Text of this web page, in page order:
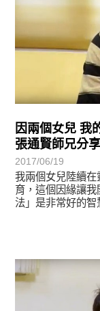
因兩個女兒 我
張通賢師兄分享
2017/06/19
我兩個女兒陸續
育，這個因緣讓
法」是非常好的智